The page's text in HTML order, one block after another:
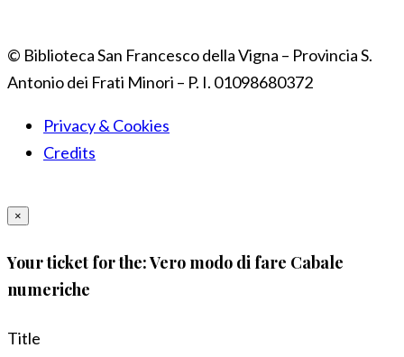
© Biblioteca San Francesco della Vigna – Provincia S.
Antonio dei Frati Minori – P. I. 01098680372
Privacy & Cookies
Credits
×
Your ticket for the: Vero modo di fare Cabale
numeriche
Title